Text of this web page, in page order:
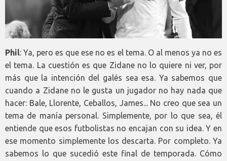
Phil: Ya, pero es que ese no es el tema. O al menos ya no es
el tema. La cuestión es que Zidane no lo quiere ni ver, por
más que la intención del galés sea esa. Ya sabemos que
cuando a Zidane no le gusta un jugador no hay nada que
hacer: Bale, Llorente, Ceballos, James... No creo que sea un
tema de manía personal. Simplemente, por lo que sea, él
entiende que esos futbolistas no encajan con su idea. Y en
ese momento simplemente los descarta. Por completo. Ya
sabemos lo que sucedió este final de temporada. Cómo